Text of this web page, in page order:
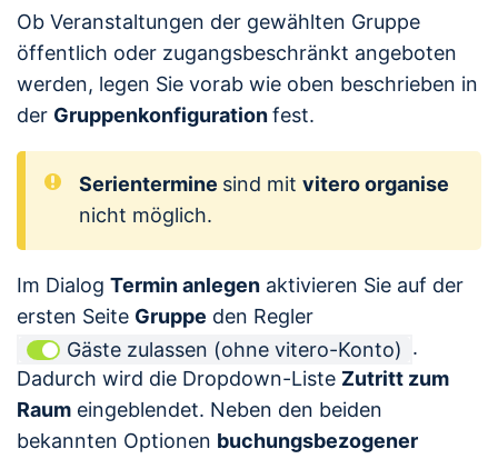
Ob Veranstaltungen der gewählten Gruppe
öffentlich oder zugangsbeschränkt angeboten
werden, legen Sie vorab wie oben beschrieben in
der Gruppenkonfigurationfest.
Serientermine sind mit vitero organise
nicht möglich.
Im Dialog Termin anlegen aktivieren Sie auf der
ersten Seite Gruppe den Regler
Gäste zulassen (ohne vitero-Konto) .
Dadurch wird die Dropdown-Liste Zutritt zum
Raum eingeblendet. Neben den beiden
bekannten Optionen buchungsbezogener